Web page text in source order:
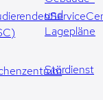
und
Lagepläne
Stördienst